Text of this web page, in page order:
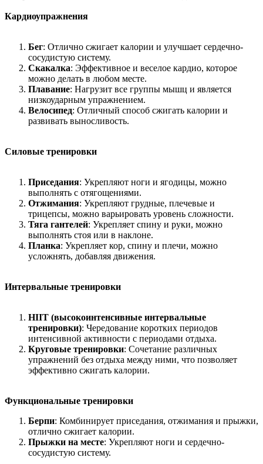
Кардиоупражнения
Бег: Отлично сжигает калории и улучшает сердечно-
сосудистую систему.
Скакалка: Эффективное и веселое кардио, которое
можно делать в любом месте.
Плавание: Нагрузит все группы мышц и является
низкоударным упражнением.
Велосипед: Отличный способ сжигать калории и
развивать выносливость.
Силовые тренировки
Приседания: Укрепляют ноги и ягодицы, можно
выполнять с отягощениями.
Отжимания: Укрепляют грудные, плечевые и
трицепсы, можно варьировать уровень сложности.
Тяга гантелей: Укрепляет спину и руки, можно
выполнять стоя или в наклоне.
Планка: Укрепляет кор, спину и плечи, можно
усложнять, добавляя движения.
Интервальные тренировки
HIIT (высокоинтенсивные интервальные
тренировки): Чередование коротких периодов
интенсивной активности с периодами отдыха.
Круговые тренировки: Сочетание различных
упражнений без отдыха между ними, что позволяет
эффективно сжигать калории.
Функциональные тренировки
Берпи: Комбинирует приседания, отжимания и прыжки,
отлично сжигает калории.
Прыжки на месте: Укрепляют ноги и сердечно-
сосудистую систему.